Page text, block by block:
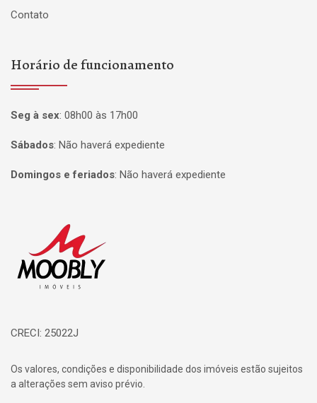
Contato
Horário de funcionamento
Seg à sex: 08h00 às 17h00
Sábados: Não haverá expediente
Domingos e feriados: Não haverá expediente
CRECI: 25022J
Os valores, condições e disponibilidade dos imóveis estão sujeitos
a alterações sem aviso prévio.